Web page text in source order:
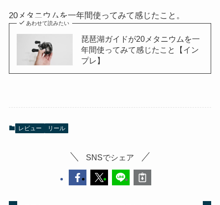
20メタニウムを一年間使ってみて感じたこと。
あわせて読みたい
琵琶湖ガイドが20メタニウムを一
年間使ってみて感じたこと【イン
プレ】
レビュー リール
SNSでシェア